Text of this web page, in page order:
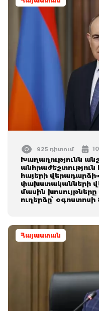
925 դիտում
Խաղաղությունն
հայերի
փախuտականների
մասին
ուղերձը՝
Հայաստան